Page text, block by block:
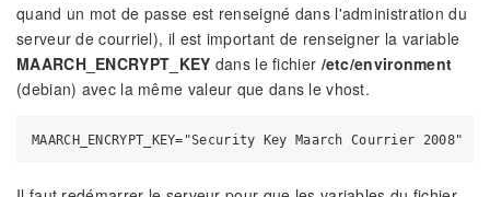
quand un mot de passe est renseigné dans l'administration du
serveur de courriel), il est important de renseigner la variable
MAARCH_ENCRYPT_KEY dans le fichier /etc/environment
(debian) avec la même valeur que dans le vhost.